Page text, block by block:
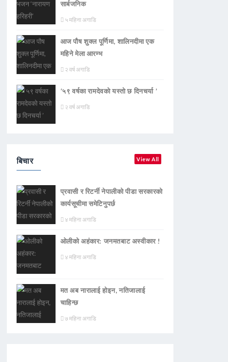
सार्बजनिक
५ महिना अगाडि
आज पौष शुक्ल पूर्णिमा, शालिनदीमा एक
महिने मेला आरम्भ
२ वर्ष अगाडि
‘५९ वर्षका रामदेवकाे यस्ताे छ दिनचर्या ’
२ वर्ष अगाडि
बिचार View All
प्रवासी र रिटर्नी नेपालीको पीडा सरकारको
कार्यसूचीमा समेटिनुपर्छ
४ महिना अगाडि
ओलीको अहंकार: जनमतबाट अस्वीकार !
४ महिना अगाडि
मत अब नारालाई होइन, नतिजालाई
चाहिन्छ
७ महिना अगाडि